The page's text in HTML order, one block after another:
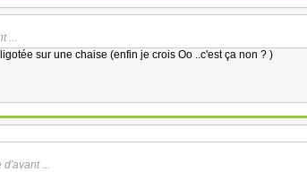
...
sur une chaise (enfin je crois Oo ..c'est ça non ? )
...